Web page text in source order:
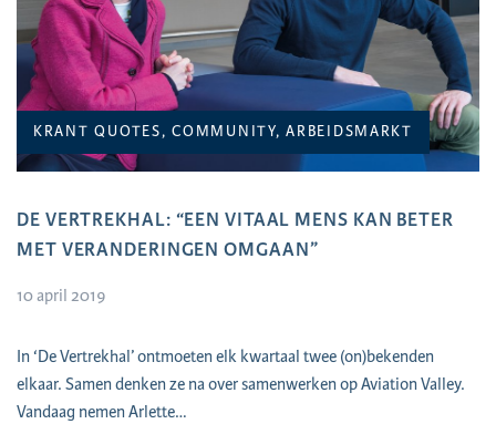
KRANT QUOTES, COMMUNITY, ARBEIDSMARKT
DE VERTREKHAL: “EEN VITAAL MENS KAN BETER
MET VERANDERINGEN OMGAAN”
10 april 2019
In ‘De Vertrekhal’ ontmoeten elk kwartaal twee (on)bekenden
elkaar. Samen denken ze na over samenwerken op Aviation Valley.
Vandaag nemen Arlette…